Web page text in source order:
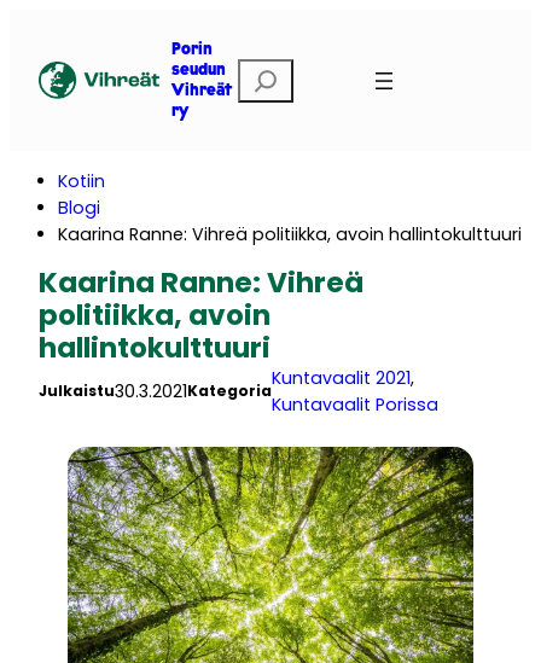
Porin
seudun
Vihreät
ry
t
Kotiin
Blogi
Kaarina Ranne: Vihreä politiikka, avoin hallintokulttuuri
Kaarina Ranne: Vihreä
politiikka, avoin
hallintokulttuuri
Julkaistu30.3.2021Kategoria
Kuntavaalit 2021
Kuntavaalit Porissa